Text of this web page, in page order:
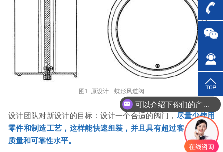
图1 原设计—蝶形风道阀
设计团队对新设计的目标：设计一个合适的阀门， 尽量少使用
零件和制造工艺，这样能快速组装，并且具有超过客户期望的
质量和可靠性水平。
可以介绍下你们的产品么？
你们是怎么收费的呢？